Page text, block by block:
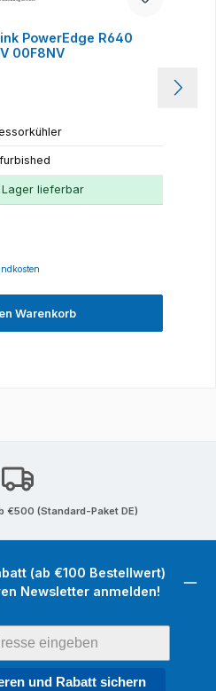
PowerEdge R640
00F8NV
Lager lieferbar
Warenkorb
€500 (Standard-Paket DE)
(ab €100 Bestellwert)
Newsletter anmelden!
und Rabatt sichern